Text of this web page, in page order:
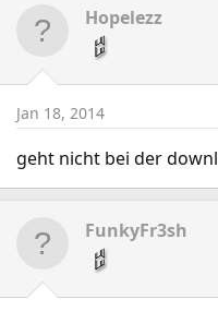
Hopelezz
Jan 18, 2014
geht nicht bei der
FunkyFr3sh